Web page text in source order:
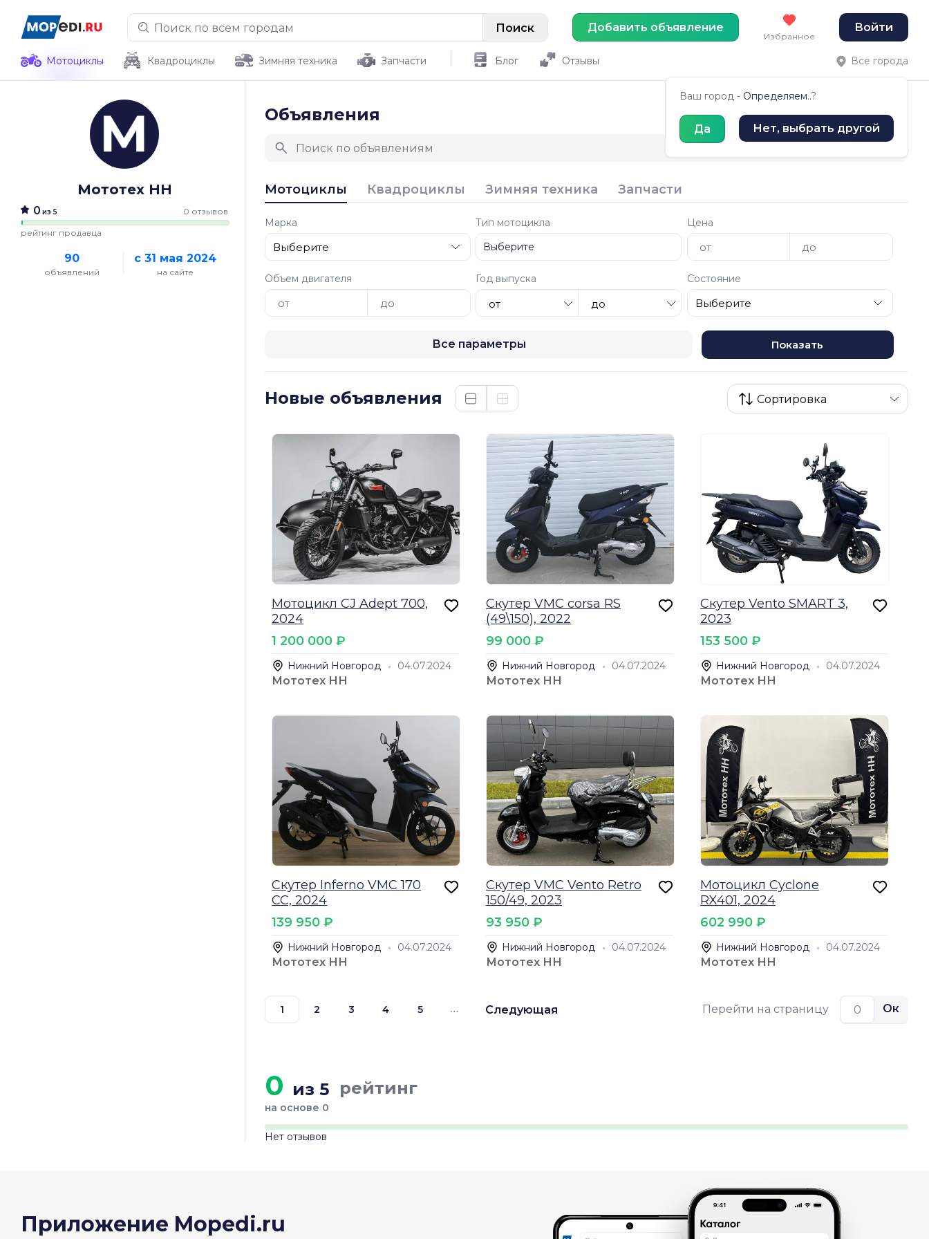
Добавить объявление
Избранное
Войти
Мотоциклы Квадроциклы Зимняя техника Запчасти Блог Отзывы Все города
Ваш город - Определяем..?
Да Нет, выбрать другой
Мототех НН
0 из 5 0 отзывов
рейтинг продавца
90
объявлений
с 31 мая 2024
на сайте
Объявления
Мотоциклы Квадроциклы Зимняя техника Запчасти
Марка Тип мотоцикла Цена
Объем двигателя Год выпуска Состояние
Показать
Все параметры
Новые объявления
Мотоцикл CJ Adept 700,
2024
1 200 000 ₽
Нижний Новгород 04.07.2024
Мототех НН
Скутер VMC corsa RS
(49\150), 2022
99 000 ₽
Нижний Новгород 04.07.2024
Мототех НН
Скутер Vento SMART 3,
2023
153 500 ₽
Нижний Новгород 04.07.2024
Мототех НН
Скутер Inferno VMC 170
CC, 2024
139 950 ₽
Нижний Новгород 04.07.2024
Мототех НН
Скутер VMC Vento Retro
150/49, 2023
93 950 ₽
Нижний Новгород 04.07.2024
Мототех НН
Мотоцикл Cyclone
RX401, 2024
602 990 ₽
Нижний Новгород 04.07.2024
Мототех НН
1 2 3 4 5 … Следующая Перейти на страницу Ок
0 из 5 рейтинг
на основе 0
Нет отзывов
Приложение Mopedi.ru